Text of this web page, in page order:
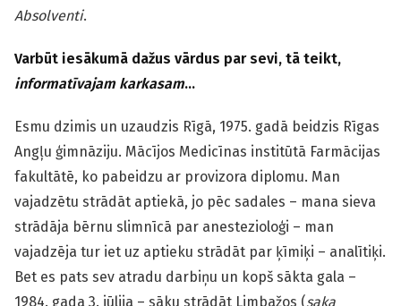
Absolventi.
Varbūt iesākumā dažus vārdus par sevi, tā teikt,
informatīvajam karkasam…
Esmu dzimis un uzaudzis Rīgā, 1975. gadā beidzis Rīgas
Angļu ģimnāziju. Mācījos Medicīnas institūtā Farmācijas
fakultātē, ko pabeidzu ar provizora diplomu. Man
vajadzētu strādāt aptiekā, jo pēc sadales – mana sieva
strādāja bērnu slimnīcā par anestezioloģi – man
vajadzēja tur iet uz aptieku strādāt par ķīmiķi – analītiķi.
Bet es pats sev atradu darbiņu un kopš sākta gala –
1984. gada 3. jūlija – sāku strādāt Limbažos (saka